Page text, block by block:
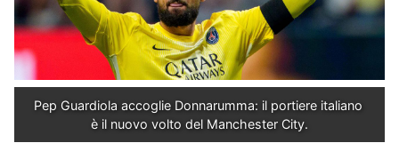
Pep Guardiola accoglie Donnarumma: il portiere italiano
è il nuovo volto del Manchester City.